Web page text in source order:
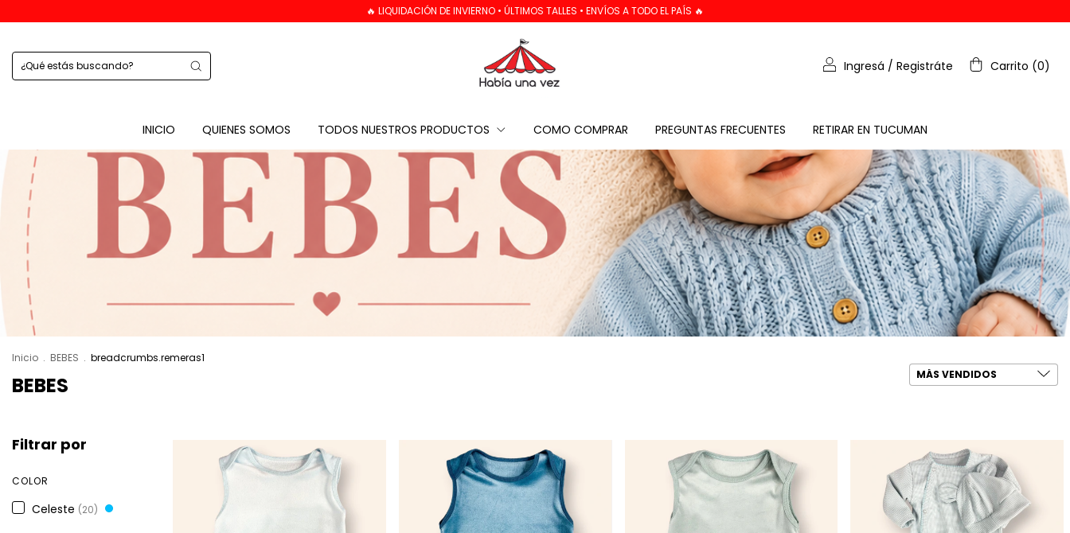
🔥 LIQUIDACIÓN DE INVIERNO • ÚLTIMOS TALLES • ENVÍOS A TODO EL PAÍS 🔥
Ingresá / Registráte Carrito (0)
INICIO QUIENES SOMOS TODOS NUESTROS PRODUCTOS COMO COMPRAR PREGUNTAS FRECUENTES RETIRAR EN TUCUMAN
Inicio . BEBES . breadcrumbs.remeras1
BEBES
Filtrar por
COLOR
Celeste (20)